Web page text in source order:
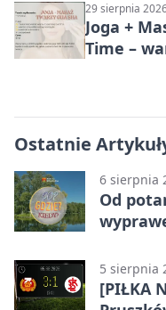
29 sierpnia
Joga +
Time –
Ostatnie
6 sierpnia
Od
5 sierpnia
[PIŁKA